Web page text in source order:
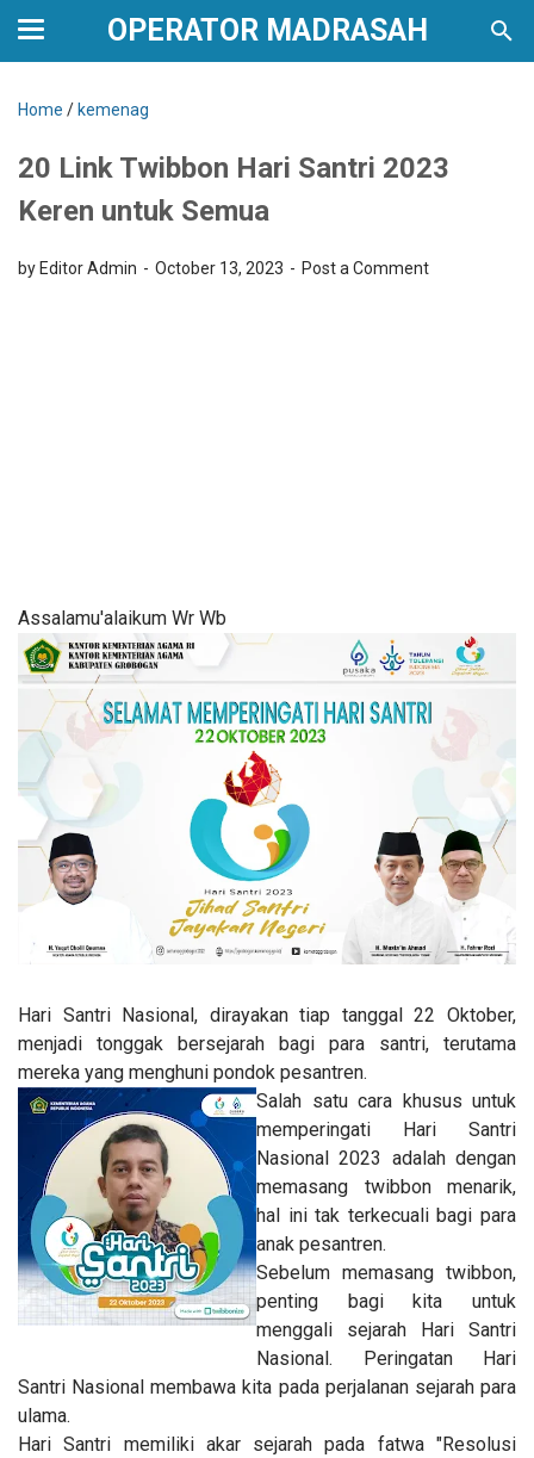
OPERATOR MADRASAH
Home / kemenag
20 Link Twibbon Hari Santri 2023
Keren untuk Semua
by Editor Admin October 13, 2023 Post a Comment
Assalamu'alaikum Wr Wb
Hari Santri Nasional, dirayakan tiap tanggal 22 Oktober,
menjadi tonggak bersejarah bagi para santri, terutama
mereka yang menghuni pondok pesantren.
Salah satu cara khusus untuk
memperingati Hari Santri
Nasional 2023 adalah dengan
memasang twibbon menarik,
hal ini tak terkecuali bagi para
anak pesantren.
Sebelum memasang twibbon,
penting bagi kita untuk
menggali sejarah Hari Santri
Nasional. Peringatan Hari
Santri Nasional membawa kita pada perjalanan sejarah para
ulama.
Hari Santri memiliki akar sejarah pada fatwa "Resolusi